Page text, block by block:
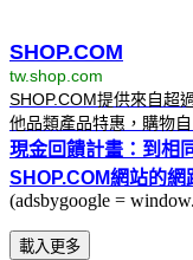
SHOP.COM
tw.shop.com
SHOP.COM提供來自超
他品類產品特惠，購物
現金回饋計畫：到相
SHOP.COM網站的
(adsbygoogle =
載入更多